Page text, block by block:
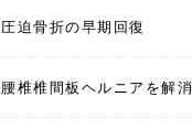
圧迫骨折の早期回復
腰椎椎間板ヘルニアを解消